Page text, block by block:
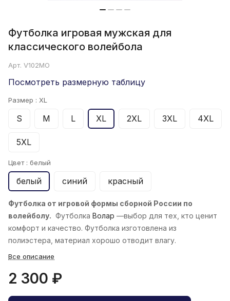
Футболка игровая мужская для
классического волейбола
Арт. V102MO
Посмотреть размерную таблицу
Размер : XL
S M L XL 2XL 3XL 4XL
5XL
Цвет : белый
белый синий красный
Футболка от игровой формы сборной России по
волейболу. Футболка Волар —выбор для тех, кто ценит
комфорт и качество. Футболка изготовлена из
полиэстера, материал хорошо отводит влагу.
Все описание
2 300 ₽